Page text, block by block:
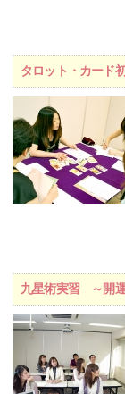
タロット・カード
九星術実習 ～開